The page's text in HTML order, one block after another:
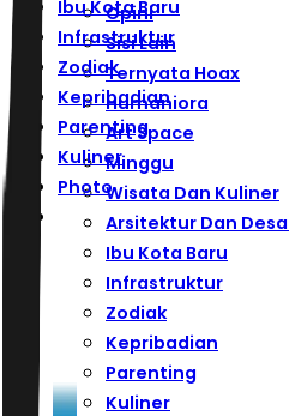
Ibu Kota Baru
Infrastruktur
Zodiak
Kepribadian
Parenting
Kuliner
Photo
Opini
Sisi Lain
Ternyata Hoax
Humaniora
Art Space
Minggu
Wisata Dan Kuliner
Arsitektur Dan
Ibu Kota Baru
Infrastruktur
Zodiak
Kepribadian
Parenting
Kuliner